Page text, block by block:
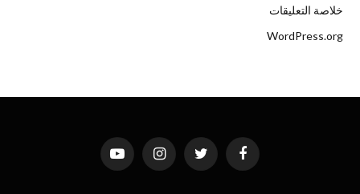
خلاصة التعليقات
WordPress.org
فيسبوك تويتر الانستغراميوتيوب